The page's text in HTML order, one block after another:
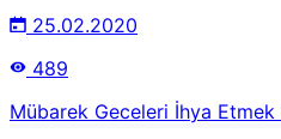
25.02.2020
489
Mübarek Geceleri İhya